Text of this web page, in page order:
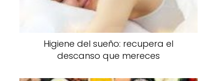
Higiene del sueño: recupera el
descanso que mereces